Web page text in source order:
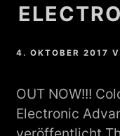
4. OKTOBER 2017
OUT NOW!!!
Electronic